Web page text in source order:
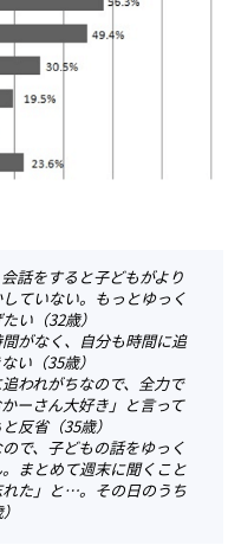
話をすると子どもがより
ていない。もっとゆっく
い（32歳）
がなく、自分も時間に追
い（35歳）
われがちなので、全力で
ーさん大好き」と言って
反省（35歳）
で、子どもの話をゆっく
まとめて週末に聞くこと
た」と…。その日のうち